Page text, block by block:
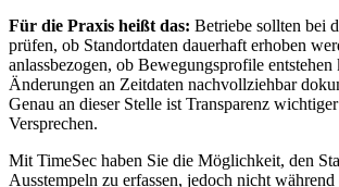
Für die Praxis heißt das: Betriebe sollten bei
prüfen, ob Standortdaten dauerhaft erhoben
anlassbezogen, ob Bewegungsprofile
Änderungen an Zeitdaten nachvollziehbar
Genau an dieser Stelle ist Transparenz
Versprechen.
Mit TimeSec haben Sie die Möglichkeit, den
Ausstempeln zu erfassen, jedoch nicht